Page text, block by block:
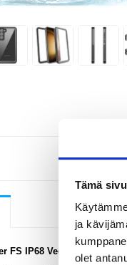
Tämä
ja
olet
FS IP68 Vedenpitävä